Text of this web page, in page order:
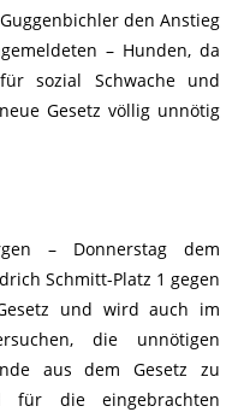
den Anstieg
– Hunden, da
sozial Schwache und
Gesetz völlig unnötig
– Donnerstag dem
Schmitt-Platz 1 gegen
und wird auch im
die unnötigen
aus dem Gesetz zu
für die eingebrachten